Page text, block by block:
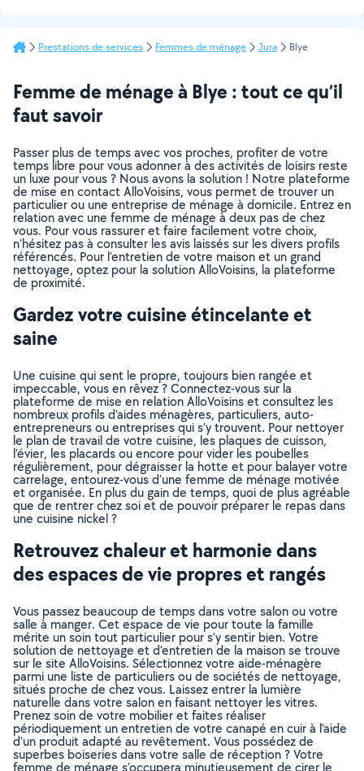
Prestations de services Femmes de ménage Jura Blye
Femme de ménage à Blye : tout ce qu’il
faut savoir
Passer plus de temps avec vos proches, profiter de votre
temps libre pour vous adonner à des activités de loisirs reste
un luxe pour vous ? Nous avons la solution ! Notre plateforme
de mise en contact AlloVoisins, vous permet de trouver un
particulier ou une entreprise de ménage à domicile. Entrez en
relation avec une femme de ménage à deux pas de chez
vous. Pour vous rassurer et faire facilement votre choix,
n’hésitez pas à consulter les avis laissés sur les divers profils
référencés. Pour l’entretien de votre maison et un grand
nettoyage, optez pour la solution AlloVoisins, la plateforme
de proximité.
Gardez votre cuisine étincelante et
saine
Une cuisine qui sent le propre, toujours bien rangée et
impeccable, vous en rêvez ? Connectez-vous sur la
plateforme de mise en relation AlloVoisins et consultez les
nombreux profils d’aides ménagères, particuliers, auto-
entrepreneurs ou entreprises qui s’y trouvent. Pour nettoyer
le plan de travail de votre cuisine, les plaques de cuisson,
l’évier, les placards ou encore pour vider les poubelles
régulièrement, pour dégraisser la hotte et pour balayer votre
carrelage, entourez-vous d’une femme de ménage motivée
et organisée. En plus du gain de temps, quoi de plus agréable
que de rentrer chez soi et de pouvoir préparer le repas dans
une cuisine nickel ?
Retrouvez chaleur et harmonie dans
des espaces de vie propres et rangés
Vous passez beaucoup de temps dans votre salon ou votre
salle à manger. Cet espace de vie pour toute la famille
mérite un soin tout particulier pour s’y sentir bien. Votre
solution de nettoyage et d’entretien de la maison se trouve
sur le site AlloVoisins. Sélectionnez votre aide-ménagère
parmi une liste de particuliers ou de sociétés de nettoyage,
situés proche de chez vous. Laissez entrer la lumière
naturelle dans votre salon en faisant nettoyer les vitres.
Prenez soin de votre mobilier et faites réaliser
périodiquement un entretien de votre canapé en cuir à l’aide
d’un produit adapté au revêtement. Vous possédez de
superbes boiseries dans votre salle de réception ? Votre
femme de ménage s’occupera minutieusement de cirer le